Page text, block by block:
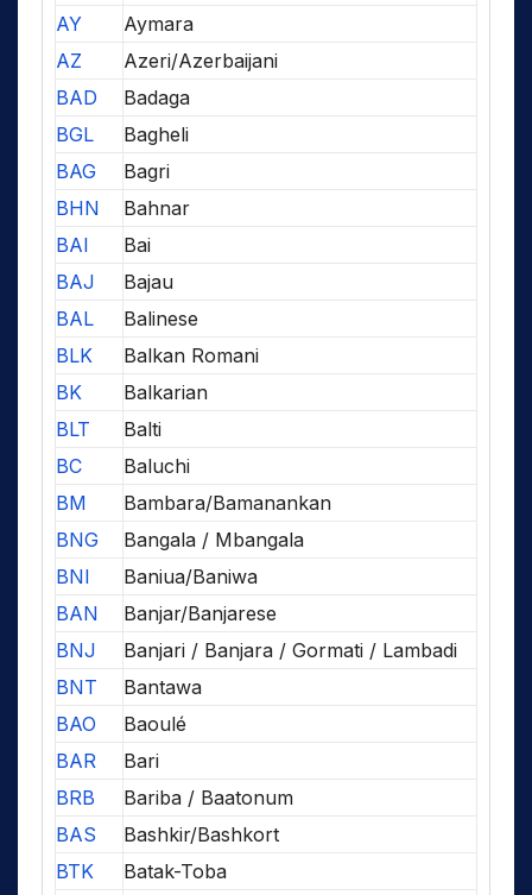
AY
Aymara
AZ
Azeri/Azerbaijani
BAD
Badaga
BGL
Bagheli
BAG
Bagri
BHN
Bahnar
BAI
Bai
BAJ
Bajau
BAL
Balinese
BLK
Balkan Romani
BK
Balkarian
BLT
Balti
BC
Baluchi
BM
Bambara/Bamanankan
BNG
Bangala / Mbangala
BNI
Baniua/Baniwa
BAN
Banjar/Banjarese
BNJ
Banjari / Banjara / Gormati / Lambadi
BNT
Bantawa
BAO
Baoulé
BAR
Bari
BRB
Bariba / Baatonum
BAS
Bashkir/Bashkort
BTK
Batak-Toba